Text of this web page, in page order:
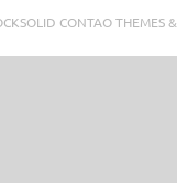
CONTAO THEMES